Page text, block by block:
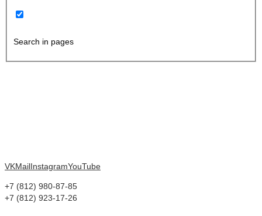
Search in pages
VKMailInstagramYouTube
+7 (812) 980-87-85
+7 (812) 923-17-26